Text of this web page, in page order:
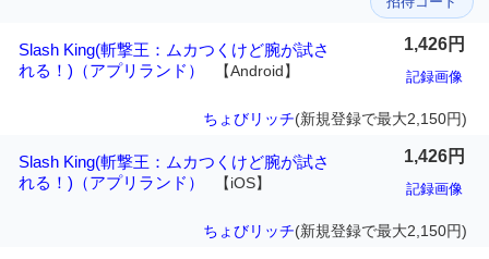
Slash King(斬撃王：ムカつくけど腕が試さ
れる！)（アプリランド）
【Android】
1,426円
記録画像
ちょびリッチ(新規登録で最大2,150円)
Slash King(斬撃王：ムカつくけど腕が試さ
れる！)（アプリランド）
【iOS】
1,426円
記録画像
ちょびリッチ(新規登録で最大2,150円)